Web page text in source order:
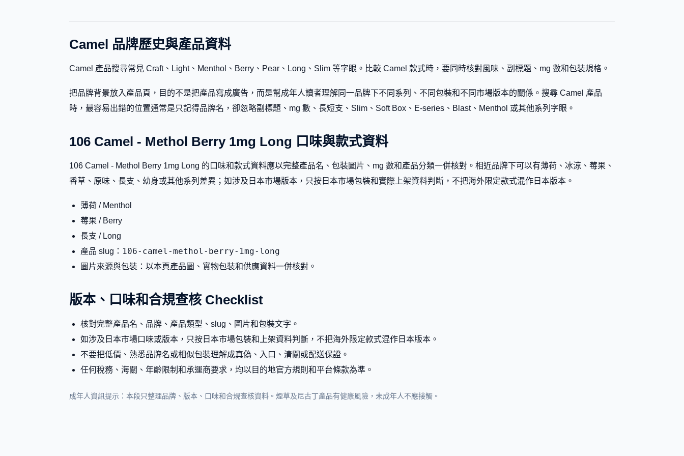
Camel 品牌歷史與產品資料
Camel 產品搜尋常見 Craft、Light、Menthol、Berry、Pear、Long、Slim 等字眼。比較 Camel 款式時，要同時核對風味、副標題、mg 數和包裝規格。
把品牌背景放入產品頁，目的不是把產品寫成廣告，而是幫成年人讀者理解同一品牌下不同系列、不同包裝和不同市場版本的關係。搜尋 Camel 產品
時，最容易出錯的位置通常是只記得品牌名，卻忽略副標題、mg 數、長短支、Slim、Soft Box、E-series、Blast、Menthol 或其他系列字眼。
106 Camel - Methol Berry 1mg Long 口味與款式資料
106 Camel - Methol Berry 1mg Long 的口味和款式資料應以完整產品名、包裝圖片、mg 數和產品分類一併核對。相近品牌下可以有薄荷、冰涼、莓果、
香草、原味、長支、幼身或其他系列差異；如涉及日本市場版本，只按日本市場包裝和實際上架資料判斷，不把海外限定款式混作日本版本。
薄荷 / Menthol
莓果 / Berry
長支 / Long
產品 slug： 106-camel-methol-berry-1mg-long
圖片來源與包裝：以本頁產品圖、實物包裝和供應資料一併核對。
版本、口味和合規查核 Checklist
核對完整產品名、品牌、產品類型、slug、圖片和包裝文字。
如涉及日本市場口味或版本，只按日本市場包裝和上架資料判斷，不把海外限定款式混作日本版本。
不要把低價、熟悉品牌名或相似包裝理解成真偽、入口、清關或配送保證。
任何稅務、海關、年齡限制和承運商要求，均以目的地官方規則和平台條款為準。
成年人資訊提示：本段只整理品牌、版本、口味和合規查核資料。煙草及尼古丁產品有健康風險，未成年人不應接觸。